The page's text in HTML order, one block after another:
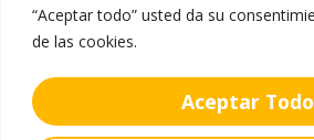
“Aceptar todo” usted da su
de las cookies.
Aceptar Todo